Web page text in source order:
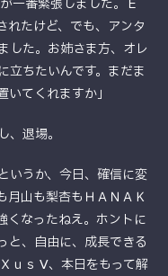
一番緊張しました。Ｅ
れたけど、でも、アンタ
した。お姉さま方、オレ
立ちたいんです。まだま
てくれますか」
退場。
いうか、今日、確信に変
月山も梨杏もＨＡＮＡＫ
くなったねえ。ホントに
と、自由に、成長できる
ｕｓ Ⅴ、本日をもって解